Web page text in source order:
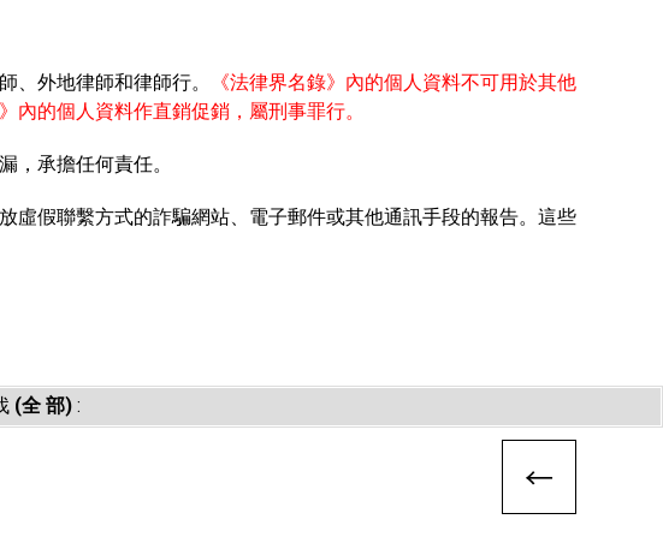
、外地律師和律師行。
《法律界名錄》內的個人資料不可用於其他
的個人資料作直銷促銷，屬刑事罪行。
，承擔任何責任。
虛假聯繫方式的詐騙網站、電子郵件或其他通訊手段的報告。這些
(全 部):